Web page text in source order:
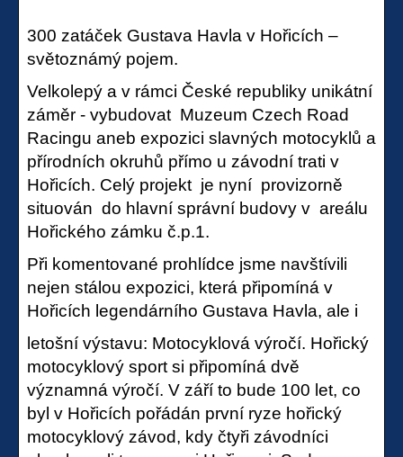
300 zatáček Gustava Havla v Hořicích –
světoznámý pojem.
Velkolepý a v rámci České republiky unikátní
záměr - vybudovat Muzeum Czech Road
Racingu aneb expozici slavných motocyklů a
přírodních okruhů přímo u závodní trati v
Hořicích. Celý projekt je nyní provizorně
situován do hlavní správní budovy v areálu
Hořického zámku č.p.1.
Při komentované prohlídce jsme navštívili
nejen stálou expozici, která připomíná v
Hořicích legendárního Gustava Havla, ale i
letošní výstavu: Motocyklová výročí. Hořický
motocyklový sport si připomíná dvě
významná výročí. V září to bude 100 let, co
byl v Hořicích pořádán první ryze hořický
motocyklový závod, kdy čtyři závodníci